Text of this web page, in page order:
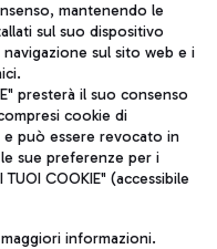
l'aeroporto
gustosa in aeroporto
a direzione e
Roma 13032990155 P.
- 00054 Fiumicino (RM)
legali
mantenendo le
sul suo dispositivo
sul sito web e i
presterà il suo consenso
cookie di
può essere revocato in
sue preferenze per i
COOKIE" (accessibile
informazioni.